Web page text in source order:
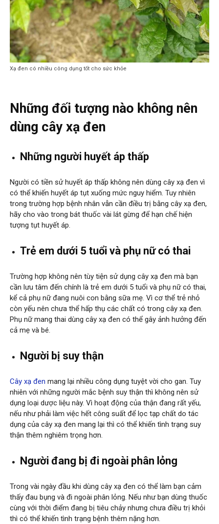
Xạ đen có nhiều công dụng tốt cho sức khỏe
Những đối tượng nào không nên
dùng cây xạ đen
Những người huyết áp thấp
Người có tiền sử huyết áp thấp không nên dùng cây xạ đen vì
có thể khiến huyết áp tụt xuống mức nguy hiểm. Tuy nhiên
trong trường hợp bệnh nhân vẫn cần điều trị bằng cây xạ đen,
hãy cho vào trong bát thuốc vài lát gừng để hạn chế hiện
tượng tụt huyết áp.
Trẻ em dưới 5 tuổi và phụ nữ có thai
Trường hợp không nên tùy tiện sử dụng cây xạ đen mà bạn
cần lưu tâm đến chính là trẻ em dưới 5 tuổi và phụ nữ có thai,
kể cả phụ nữ đang nuôi con bằng sữa mẹ. Vì cơ thể trẻ nhỏ
còn yếu nên chưa thể hấp thụ các chất có trong cây xạ đen.
Phụ nữ mang thai dùng cây xạ đen có thể gây ảnh hưởng đến
cả mẹ và bé.
Người bị suy thận
Cây xạ đen mang lại nhiều công dụng tuyệt vời cho gan. Tuy
nhiên với những người mắc bệnh suy thận thì không nên sử
dụng loại dược liệu này. Vì hoạt động của thận đang rất yếu,
nếu như phải làm việc hết công suất để lọc tạp chất do tác
dụng của cây xạ đen mang lại thì có thể khiến tình trạng suy
thận thêm nghiêm trọng hơn.
Người đang bị đi ngoài phân lỏng
Trong vài ngày đầu khi dùng cây xạ đen có thể làm bạn cảm
thấy đau bụng và đi ngoài phân lỏng. Nếu như bạn dùng thuốc
cùng với thời điểm đang bị tiêu chảy nhưng chưa điều trị khỏi
thì có thể khiến tình trạng bệnh thêm nặng hơn.